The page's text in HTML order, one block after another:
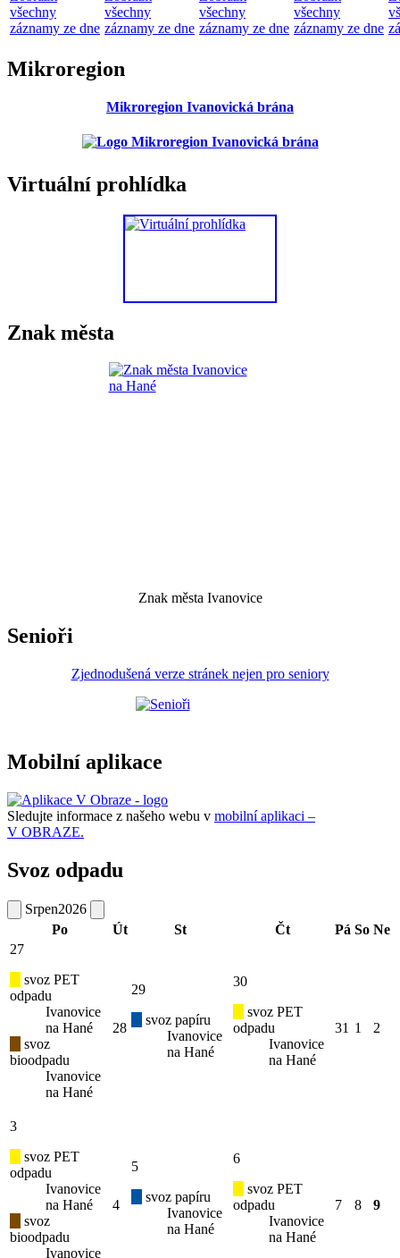
všechny
záznamy ze dne
všechny
záznamy ze dne
všechny
záznamy ze dne
všechny
záznamy ze dne
Mikroregion
Mikroregion Ivanovická brána
Virtuální prohlídka
Znak města
Znak města Ivanovice
Senioři
Zjednodušená verze stránek nejen pro seniory
Mobilní aplikace
Sledujte informace z našeho webu v mobilní aplikaci –
V OBRAZE.
Svoz odpadu
Srpen2026
Po
Út St Čt Pá So Ne
27
svoz PET
odpadu
Ivanovice
na Hané
svoz
bioodpadu
Ivanovice
na Hané
28
29
svoz papíru
Ivanovice
na Hané
30
svoz PET
odpadu
Ivanovice
na Hané
31 1 2
3
svoz PET
odpadu
Ivanovice
na Hané
svoz
bioodpadu
Ivanovice
4
5
svoz papíru
Ivanovice
na Hané
6
svoz PET
odpadu
Ivanovice
na Hané
7 8 9